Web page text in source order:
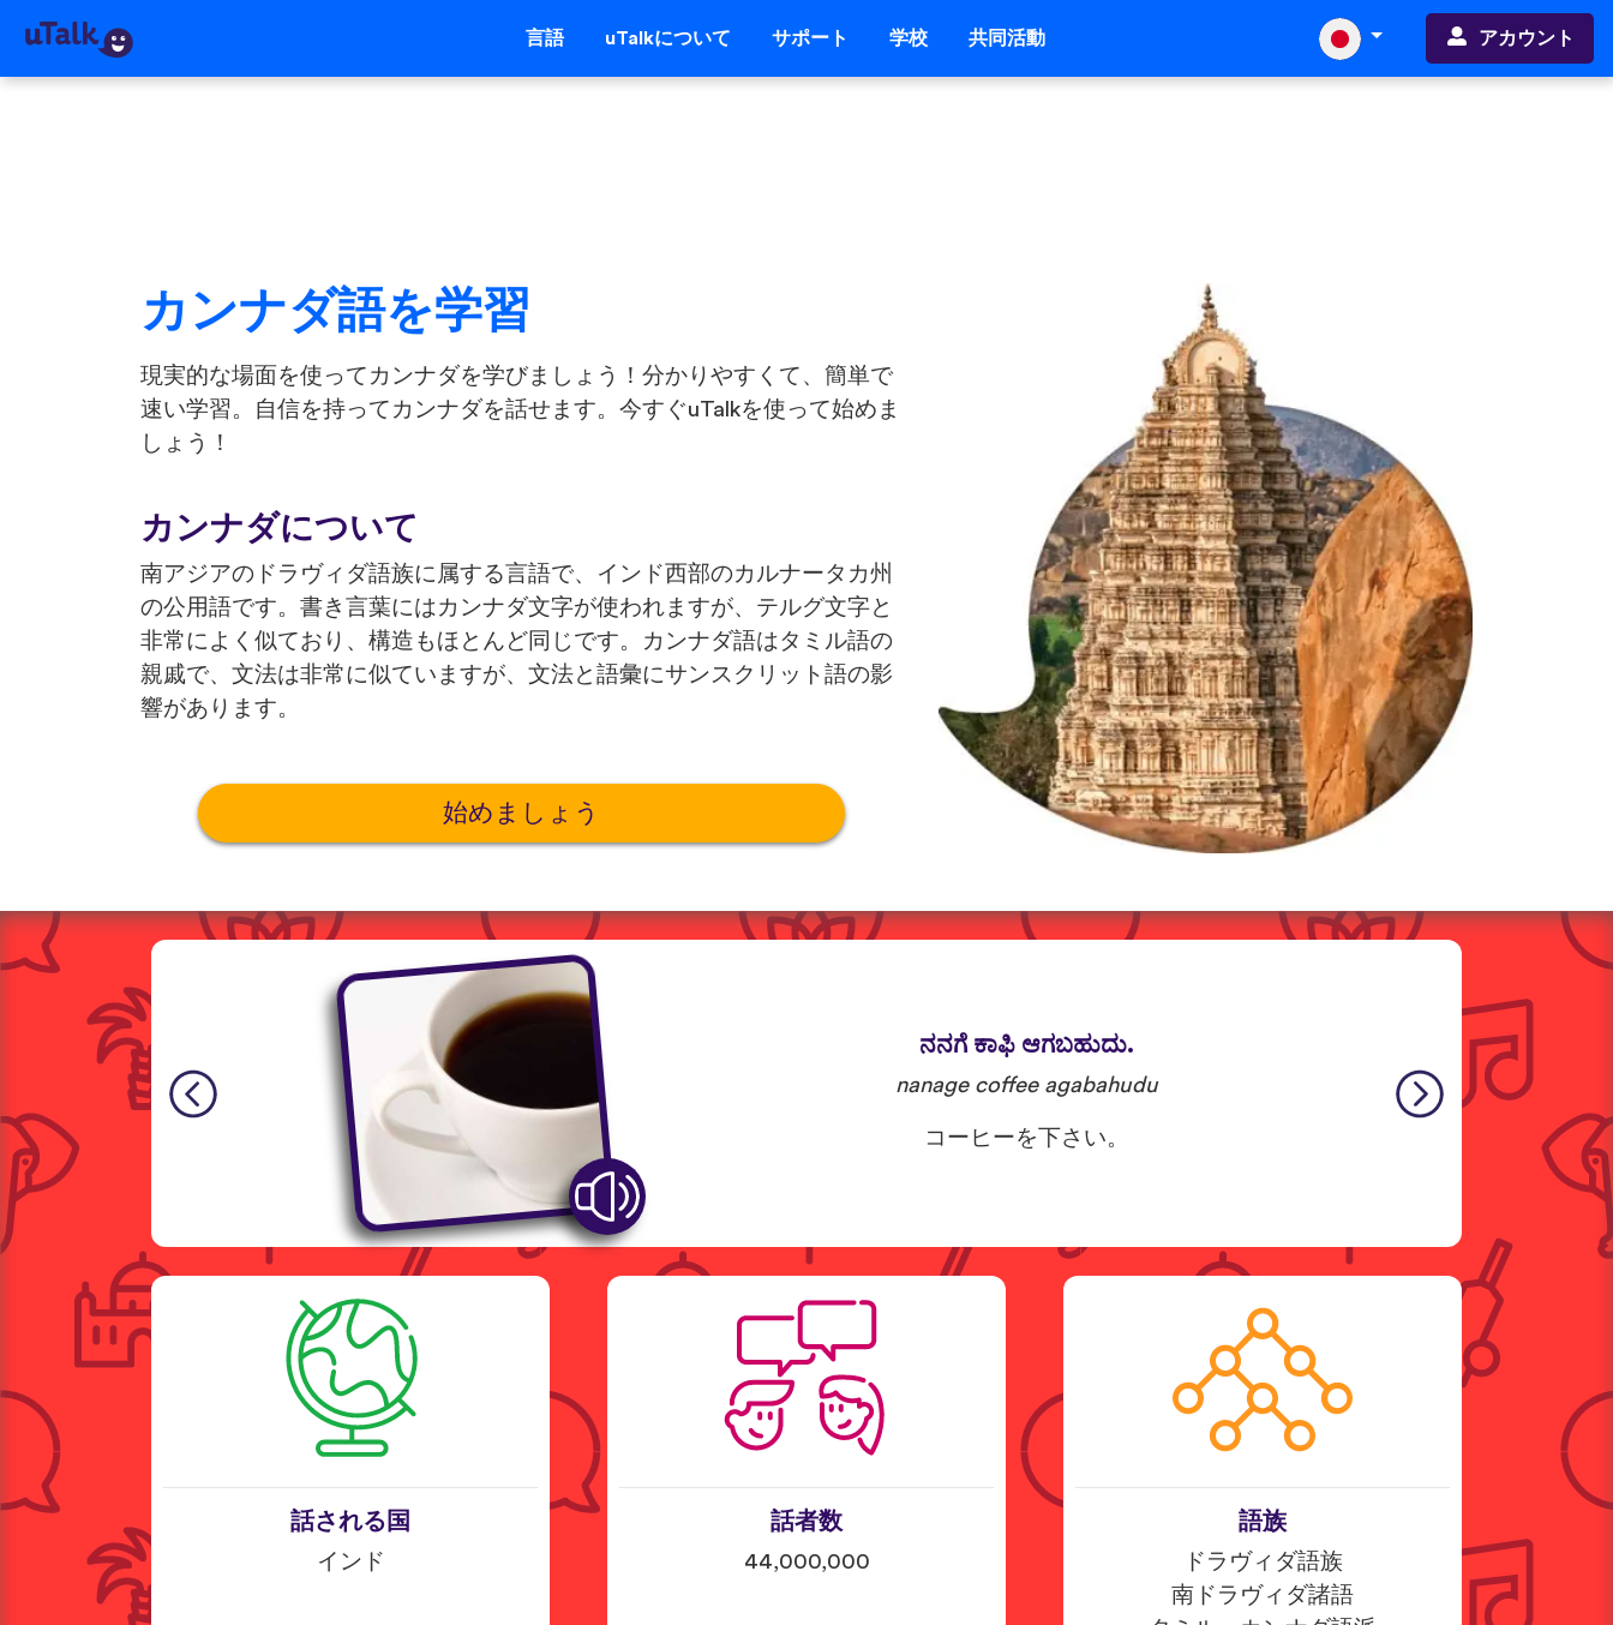
言語 uTalkについて サポート 学校 共同活動 アカウント
カンナダ語を学習
現実的な場面を使ってカンナダを学びましょう！分かりやすくて、簡単で
速い学習。自信を持ってカンナダを話せます。今すぐuTalkを使って始めま
しょう！
カンナダについて
南アジアのドラヴィダ語族に属する言語で、インド西部のカルナータカ州
の公用語です。書き言葉にはカンナダ文字が使われますが、テルグ文字と
非常によく似ており、構造もほとんど同じです。カンナダ語はタミル語の
親戚で、文法は非常に似ていますが、文法と語彙にサンスクリット語の影
響があります。
始めましょう
ನನಗೆ ಕಾಫಿ ಆಗಬಹುದು.
nanage coffee agabahudu
コーヒーを下さい。
話される国
インド
話者数
44,000,000
語族
ドラヴィダ語族
南ドラヴィダ諸語